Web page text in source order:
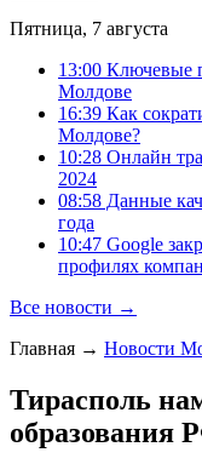
Пятница, 7 августа
13:00 Ключевые
Молдове
16:39 Как
Молдове?
10:28 Онлайн
2024
08:58 Данные
года
10:47 Google
профилях
Все новости →
Главная → Новости
Тирасполь
образования